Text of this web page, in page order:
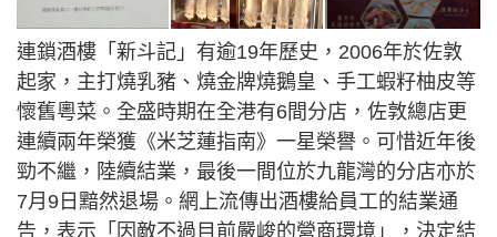
連鎖酒樓「新斗記」有逾19年歷史，2006年於佐敦
起家，主打燒乳豬、燒金牌燒鵝皇、手工蝦籽柚皮等
懷舊粵菜。全盛時期在全港有6間分店，佐敦總店更
連續兩年榮獲《米芝蓮指南》一星榮譽。可惜近年後
勁不繼，陸續結業，最後一間位於九龍灣的分店亦於
7月9日黯然退場。網上流傳出酒樓給員工的結業通
告，表示「因敵不過目前嚴峻的營商環境」，決定結